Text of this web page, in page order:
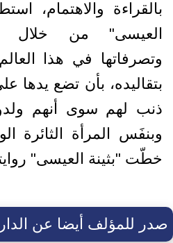
بالقراءة والاهتمام،
العيسى" من خلال
وتصرفاتها في هذا
بتقاليده، بأن تضع يدها
ذنب لهم سوى أنهم
وبنفَس المرأة الثائرة
خطّت "بثينة العيسى"
صدر للمؤلف أيضا عن